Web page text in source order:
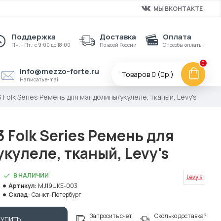
МЫ ВКОНТАКТЕ
Поддержка
Пн. - Пт.: с 9:00 до 18:00
Доставка
По всей России
Оплата
Способы оплаты
info@mezzo-forte.ru
Написать e-mail
Товаров 0 (0р.)
0
Folk Series Ремень для мандолины/укулеле, тканый, Levy's
Folk Series Ремень для
тканый, Levy's
В НАЛИЧИИ
Артикул: MJ19UKE-003
Склад: Санкт-Петербург
Levy's
Запросить счет Сколько доставка?